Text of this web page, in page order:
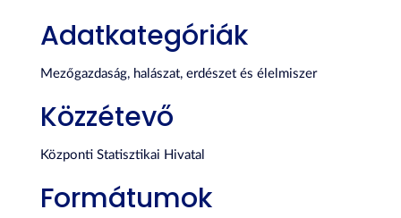
Adatkategóriák
Mezőgazdaság, halászat, erdészet és élelmiszer
Közzétevő
Központi Statisztikai Hivatal
Formátumok